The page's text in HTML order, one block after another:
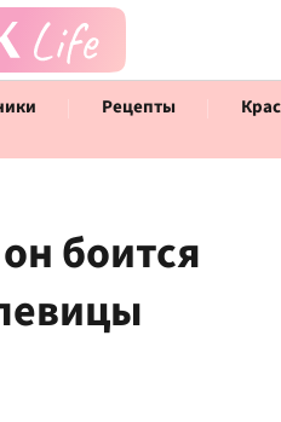
Рецепты
боится